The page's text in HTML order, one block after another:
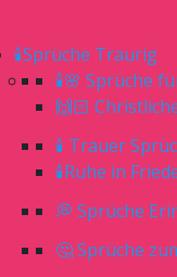
🕯Sprüche Traurig
🕯🌸 Sprüche
🙌🏻
🕯 Trauer
🕯Ruhe in
💭 Sprüche
🤔 Sprüche